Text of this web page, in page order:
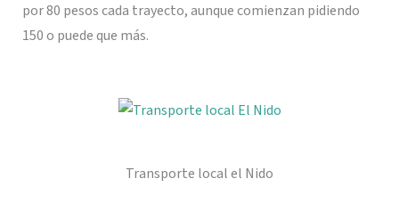
por 80 pesos cada trayecto, aunque comienzan pidiendo
150 o puede que más.
Transporte local el Nido